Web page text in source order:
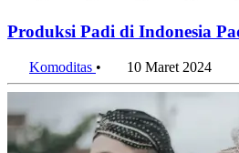
Produksi Padi di Indonesia
Komoditas • 10 Maret 2024